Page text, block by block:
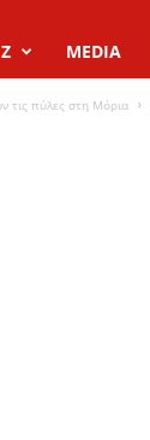
MEDIA
τις πύλες στη Μόρια